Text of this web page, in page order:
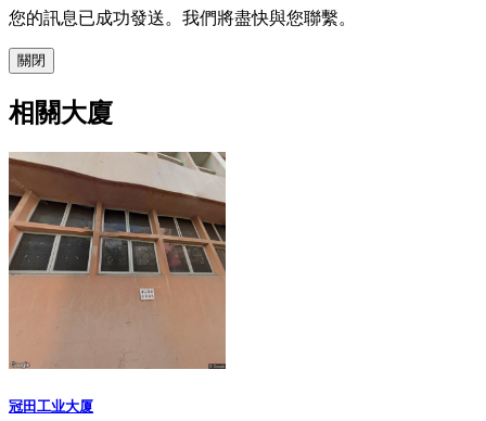
您的訊息已成功發送。我們將盡快與您聯繫。
關閉
相關大廈
冠田工业大厦